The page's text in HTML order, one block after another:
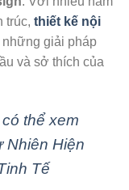
trúc, thiết kế nội
những giải pháp
và sở thích của
thể xem
Nhiên Hiện
Tế